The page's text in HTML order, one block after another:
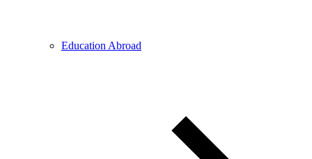
Education Abroad